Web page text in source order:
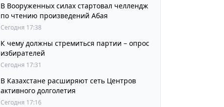
В Вооруженных силах стартовал челлендж
по чтению произведений Абая
Сегодня 17:38
К чему должны стремиться партии – опрос
избирателей
Сегодня 17:31
В Казахстане расширяют сеть Центров
активного долголетия
Сегодня 17:16